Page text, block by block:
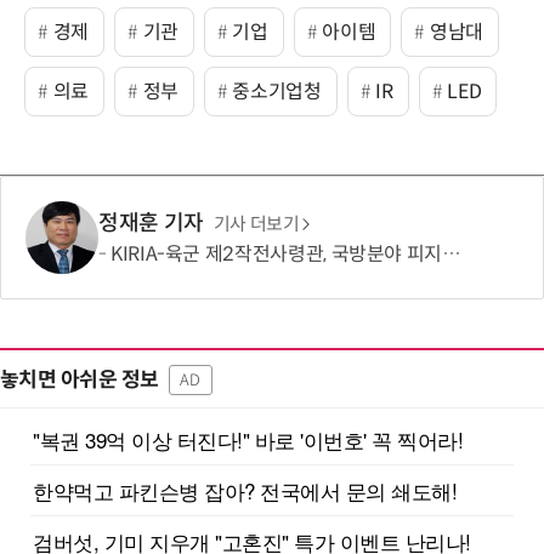
경제 기관 기업 아이템 영남대
의료 정부 중소기업청 IR LED
정재훈 기자 기사 더보기
KIRIA-육군 제2작전사령관, 국방분야 피지컬 AI기반 로봇전환 확산 간담회
놓치면 아쉬운 정보 AD